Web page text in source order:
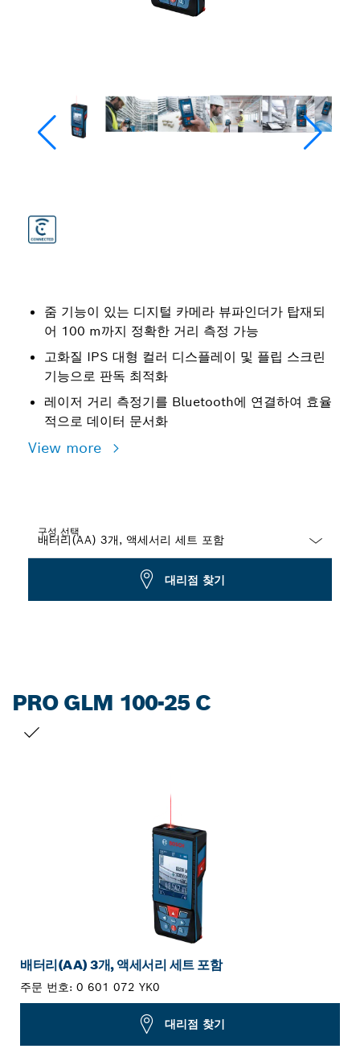
줌 기능이 있는 디지털 카메라 뷰파인더가 탑재되
어 100 m까지 정확한 거리 측정 가능
고화질 IPS 대형 컬러 디스플레이 및 플립 스크린
기능으로 판독 최적화
레이저 거리 측정기를 Bluetooth에 연결하여 효율
적으로 데이터 문서화
View more
구성 선택
대리점 찾기
PRO GLM 100-25 C
배터리(AA) 3개, 액세서리 세트 포함
주문 번호: 0 601 072 YK0
대리점 찾기